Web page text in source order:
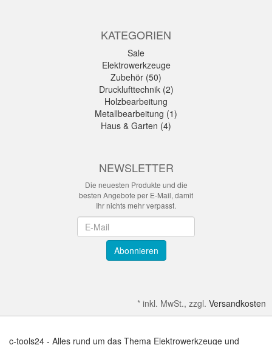
KATEGORIEN
Sale
Elektrowerkzeuge
Zubehör (50)
Drucklufttechnik (2)
Holzbearbeitung
Metallbearbeitung (1)
Haus & Garten (4)
NEWSLETTER
Die neuesten Produkte und die
besten Angebote per E-Mail, damit
Ihr nichts mehr verpasst.
Abonnieren
* inkl. MwSt., zzgl. Versandkosten
c-tools24 - Alles rund um das Thema Elektrowerkzeuge und